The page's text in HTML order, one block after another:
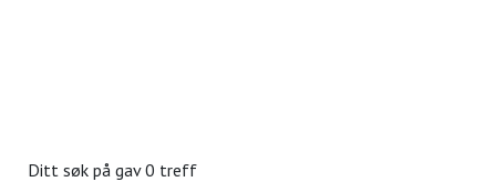
Ditt søk på gav 0 treff